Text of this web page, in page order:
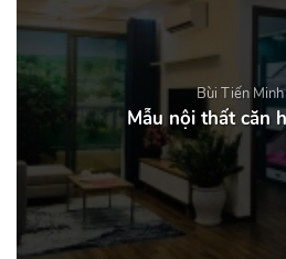
Bùi Tiến Minh
Mẫu nội thất căn